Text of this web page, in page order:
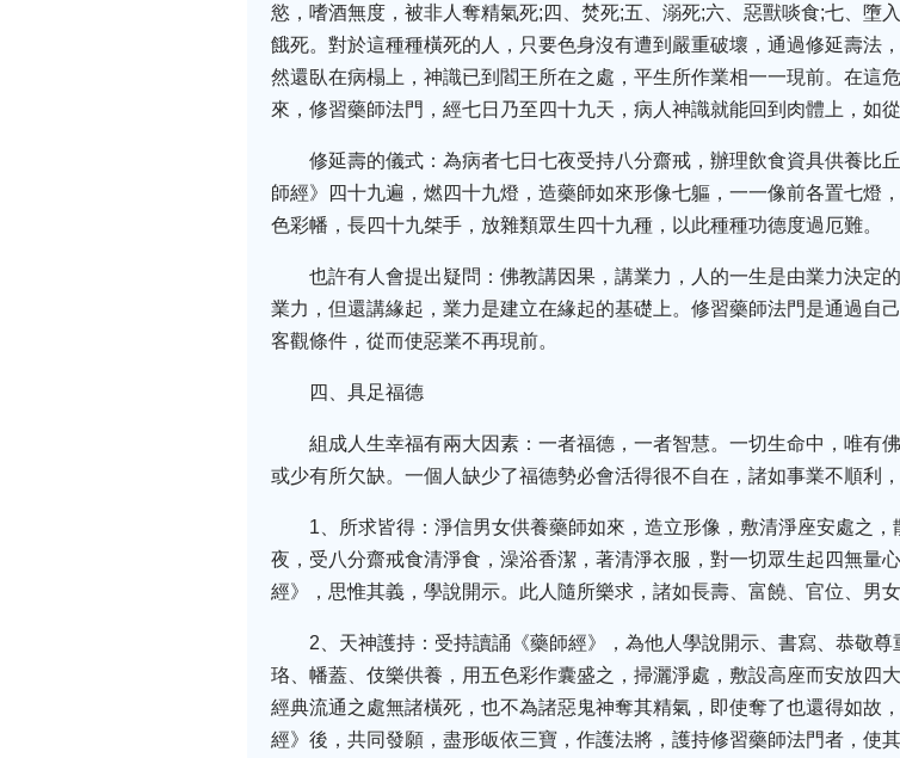
慾，嗜酒無度，被非人奪精氣死;四、焚死;五、溺死;六、惡獸啖食;七、墮
餓死。對於這種種橫死的人，只要色身沒有遭到嚴重破壞，通過修延壽法
然還臥在病榻上，神識已到閻王所在之處，平生所作業相一一現前。在這
來，修習藥師法門，經七日乃至四十九天，病人神識就能回到肉體上，如從
修延壽的儀式：為病者七日七夜受持八分齋戒，辦理飲食資具供養比
師經》四十九遍，燃四十九燈，造藥師如來形像七軀，一一像前各置七燈
色彩幡，長四十九桀手，放雜類眾生四十九種，以此種種功德度過厄難。
也許有人會提出疑問：佛教講因果，講業力，人的一生是由業力決定
業力，但還講緣起，業力是建立在緣起的基礎上。修習藥師法門是通過自
客觀條件，從而使惡業不再現前。
四、具足福德
組成人生幸福有兩大因素：一者福德，一者智慧。一切生命中，唯有
或少有所欠缺。一個人缺少了福德勢必會活得很不自在，諸如事業不順利
1、所求皆得：淨信男女供養藥師如來，造立形像，敷清淨座安處之
夜，受八分齋戒食清淨食，澡浴香潔，著清淨衣服，對一切眾生起四無量
經》，思惟其義，學說開示。此人隨所樂求，諸如長壽、富饒、官位、男
2、天神護持：受持讀誦《藥師經》，為他人學說開示、書寫、恭敬
珞、幡蓋、伎樂供養，用五色彩作囊盛之，掃灑淨處，敷設高座而安放四
經典流通之處無諸橫死，也不為諸惡鬼神奪其精氣，即使奪了也還得如故
經》後，共同發願，盡形皈依三寶，作護法將，護持修習藥師法門者，使